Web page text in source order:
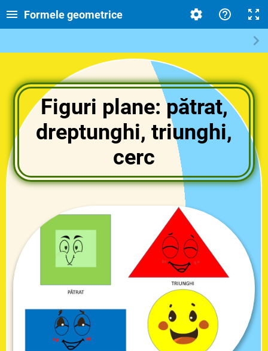
Formele geometrice
Figuri plane: pătrat,
dreptunghi, triunghi,
cerc